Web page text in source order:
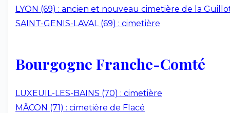
LYON (69) : ancien et nouveau cimetière de la
SAINT-GENIS-LAVAL (69) : cimetière
Bourgogne Franche-Comté
LUXEUIL-LES-BAINS (70) : cimetière
MÂCON (71) : cimetière de Flacé